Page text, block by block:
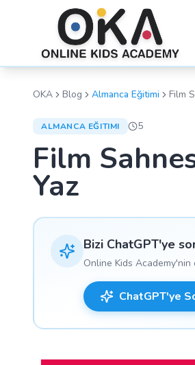
OKA Blog Almanca Eğitimi Film
ALMANCA EĞITIMI 5
Film
Yaz
Bizi ChatGPT'ye
Online Kids
ChatGPT'ye